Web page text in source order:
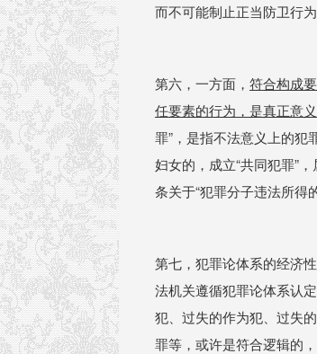
而不可能制止正当防卫行为
第六，一方面， 符合构成
任要素的行为，是真正意义
罪”，是指不法意义上的犯
妇女的，成立“共同犯罪”
条关于“犯罪分子违法所得
第七，犯罪论体系的经济
法机关遵循犯罪论体系认
犯、过失的作为犯、过失
罪等，或许是符合逻辑的，